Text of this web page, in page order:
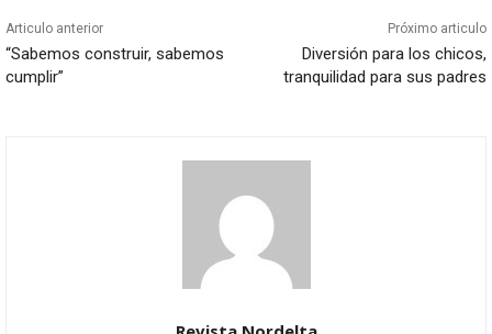
Articulo anterior
“Sabemos construir, sabemos
cumplir”
Próximo articulo
Diversión para los chicos,
tranquilidad para sus padres